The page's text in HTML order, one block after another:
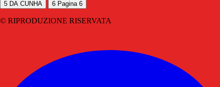
5 DA CUNHA 6 Pagina 6
© RIPRODUZIONE RISERVATA